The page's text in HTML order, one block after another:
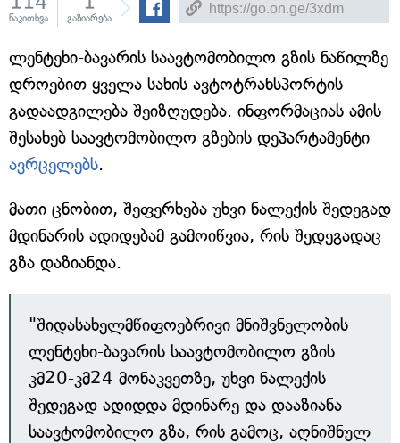
წაკითხვა გაზიარება
ლენტეხი-ბავარის საავტომობილო გზის ნაწილზე
დროებით ყველა სახის ავტოტრანსპორტის
გადაადგილება შეიზღუდება. ინფორმაციას ამის
შესახებ საავტომობილო გზების დეპარტამენტი
ავრცელებს.
მათი ცნობით, შეფერხება უხვი ნალექის შედეგად
მდინარის ადიდებამ გამოიწვია, რის შედეგადაც
გზა დაზიანდა.
"შიდასახელმწიფოებრივი მნიშვნელობის
ლენტეხი-ბავარის საავტომობილო გზის
კმ20-კმ24 მონაკვეთზე, უხვი ნალექის
შედეგად ადიდდა მდინარე და დააზიანა
საავტომობილო გზა, რის გამოც, აღნიშნულ